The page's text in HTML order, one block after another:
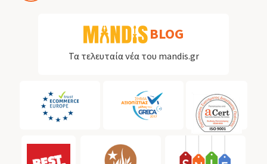
BLOG
Τα τελευταία νέα του mandis.gr